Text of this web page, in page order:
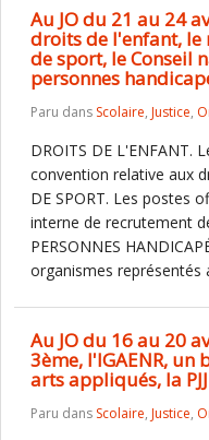
Au JO du 21 au 24
droits de l'enfant, le
de sport, le Conseil
personnes
Paru dans Scolaire, Justice,
DROITS DE L'ENFANT.
convention relative aux
DE SPORT. Les postes
interne de recrutement
PERSONNES
organismes représentés
Au JO du 16 au 20
3ème, l'IGAENR, un
arts appliqués, la PJJ
Paru dans Scolaire, Justice,